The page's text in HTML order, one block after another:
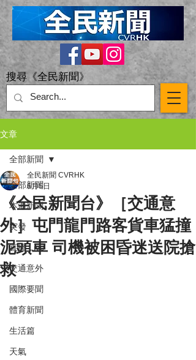
搜尋《全民新聞》
文章
全部新聞
本港新聞
突發
直播 Live
交通意外
國際要聞
體育新聞
生活篇
天氣
全部新聞
《全民新聞台》［交通意
外］屯門龍門路客貨車猛撞
泥頭車 司機被困昏迷送院搶
救
全民新聞 CVRHK
6月5日